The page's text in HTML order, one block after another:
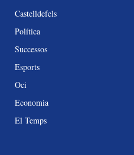
Castelldefels
Política
Successos
Esports
Oci
Economia
El Temps